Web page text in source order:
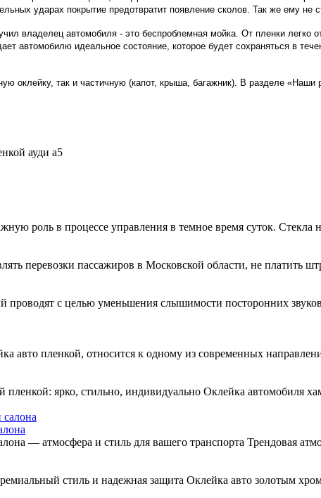
ударах покрытие предотвратит появление сколов. Так же ему не
владелец автомобиля - это беспроблемная мойка. От пленки легко
автомобилю идеальное состояние, которое будет сохраняться в
оклейку, так и частичную (капот, крыша, багажник). В разделе
ауди а5
роль в процессе управления в темное время суток. Стекла
перевозки пассажиров в Московской области, не платить
проводят с целью уменьшения слышимости посторонних
авто пленкой, относится к одному из современных
пленкой: ярко, стильно, индивидуально Оклейка автомобиля
— атмосфера и стиль для вашего транспорта Трендовая
стиль и надежная защита Оклейка авто золотым